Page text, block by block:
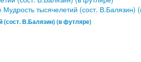
тысячелетий (сост. В.Балязин)
(сост. В.Балязин) (в футляре)